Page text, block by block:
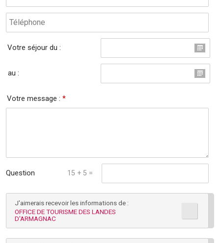
Votre séjour du :
au :
Votre message :*
Question
mathématique :
15 + 5 =
J'aimerais recevoir les informations de :
OFFICE DE TOURISME DES LANDES
D'ARMAGNAC